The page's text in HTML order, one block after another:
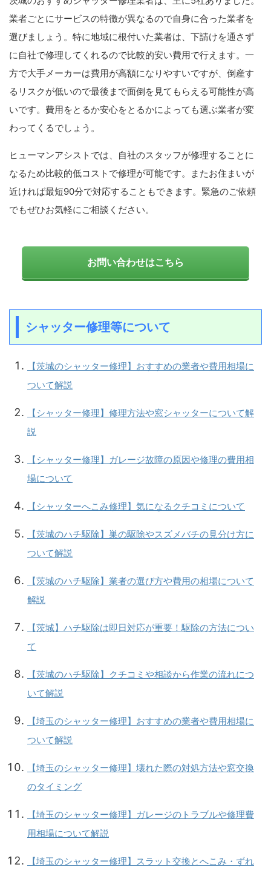
業者ごとにサービスの特徴が異なるので自身に合った業者を
選びましょう。特に地域に根付いた業者は、下請けを通さず
に自社で修理してくれるので比較的安い費用で行えます。一
方で大手メーカーは費用が高額になりやすいですが、倒産す
るリスクが低いので最後まで面倒を見てもらえる可能性が高
いです。費用をとるか安心をとるかによっても選ぶ業者が変
わってくるでしょう。
ヒューマンアシストでは、自社のスタッフが修理することに
なるため比較的低コストで修理が可能です。またお住まいが
近ければ最短90分で対応することもできます。緊急のご依頼
でもぜひお気軽にご相談ください。
お問い合わせはこちら
シャッター修理等について
【茨城のシャッター修理】おすすめの業者や費用相場に
ついて解説
【シャッター修理】修理方法や窓シャッターについて解
説
【シャッター修理】ガレージ故障の原因や修理の費用相
場について
【シャッターへこみ修理】気になるクチコミについて
【茨城のハチ駆除】巣の駆除やスズメバチの見分け方に
ついて解説
【茨城のハチ駆除】業者の選び方や費用の相場について
解説
【茨城】ハチ駆除は即日対応が重要！駆除の方法につい
て
【茨城のハチ駆除】クチコミや相談から作業の流れにつ
いて解説
【埼玉のシャッター修理】おすすめの業者や費用相場に
ついて解説
【埼玉のシャッター修理】壊れた際の対処方法や窓交換
のタイミング
【埼玉のシャッター修理】ガレージのトラブルや修理費
用相場について解説
【埼玉のシャッター修理】スラット交換とへこみ・ずれ